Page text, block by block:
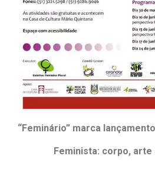
“Feminário” marca
Feminista: corpo,